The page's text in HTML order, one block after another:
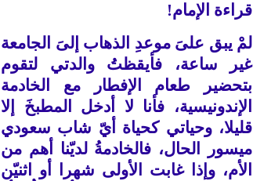
قراءة الإمام!
لمْ يبق علىَ موعدِ الذهاب إلىَ الجامعة
غير ساعة، فأيقظتُ والدتي لتقوم
بتحضير طعام الإفطار مع الخادمة
الإندونيسية، فأنا لا أدخل المطبخَ إلا
قليلا، وحياتي كحياة أيّ شاب سعودي
ميسور الحال، فالخادمةُ لديّنا أهم من
الأم، وإذا غابت الأولى شهرا أو اثنيّن